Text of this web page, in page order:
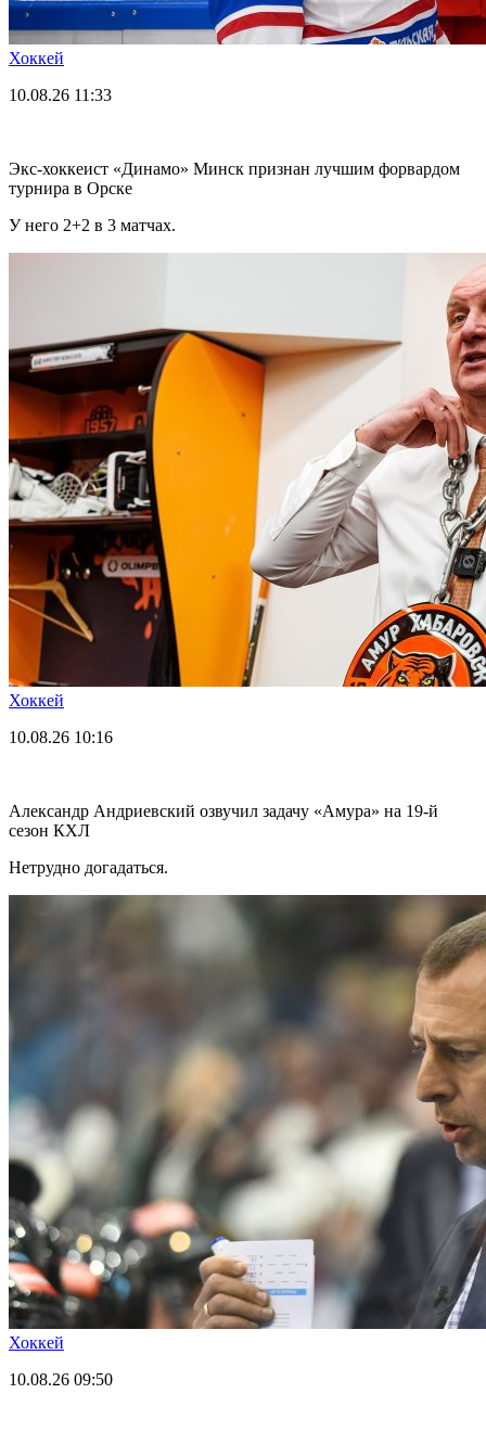
Хоккей
10.08.26 11:33
Экс-хоккеист «Динамо» Минск признан лучшим форвардом
турнира в Орске
У него 2+2 в 3 матчах.
Хоккей
10.08.26 10:16
Александр Андриевский озвучил задачу «Амура» на 19-й
сезон КХЛ
Нетрудно догадаться.
Хоккей
10.08.26 09:50